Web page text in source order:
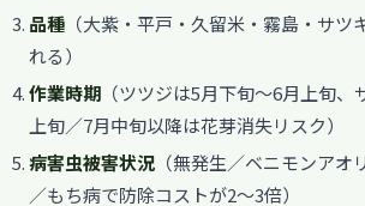
品種 （大紫・平戸・久留米・霧島・サ
れる）
作業時期 （ツツジは5月下旬〜6月上旬
上旬／7月中旬以降は花芽消失リスク）
病害虫被害状況 （無発生／ベニモンア
／もち病で防除コストが2〜3倍）